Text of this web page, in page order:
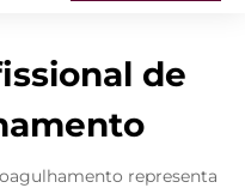
de
representa